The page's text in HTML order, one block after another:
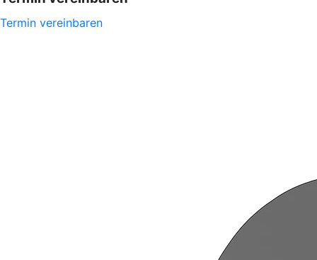
Termin vereinbaren